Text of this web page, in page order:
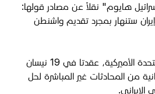
هايوم" نقلاً عن مصادر قولها:
ستنهار بمجرد تقديم واشنطن
يذكر أن إيران والولايات المتحدة الأميركية، عقدتا في 19 نيسان
من المحادثات غير المباشرة لحل
الإيراني.